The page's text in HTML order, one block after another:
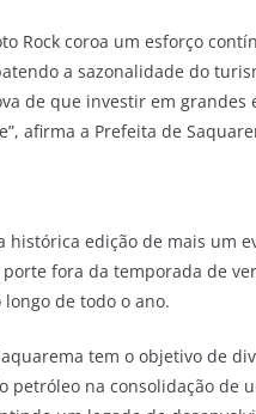
Rock coroa um esforço
a sazonalidade do
de que investir em
afirma a Prefeita de
histórica edição de mais um
fora da temporada de
de todo o ano.
tem o objetivo de
petróleo na consolidação de